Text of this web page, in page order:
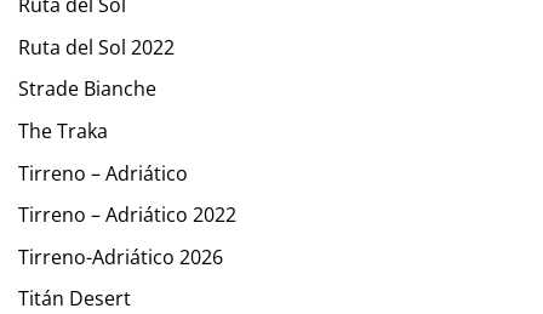
Ruta del Sol 2022
Strade Bianche
The Traka
Tirreno – Adriático
Tirreno – Adriático 2022
Tirreno-Adriático 2026
Titán Desert